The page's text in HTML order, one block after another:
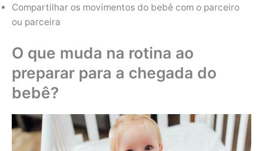
Compartilhar os movimentos do bebê com o parceiro
ou parceira
O que muda na rotina ao
preparar para a chegada do
bebê?